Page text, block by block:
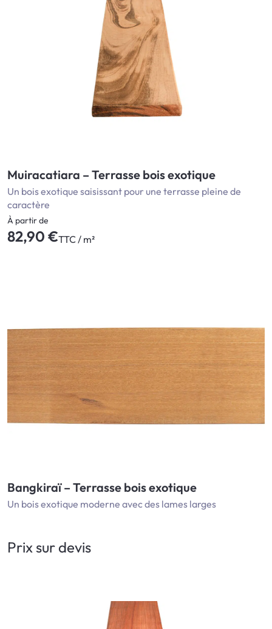
Muiracatiara – Terrasse bois exotique
Un bois exotique saisissant pour une terrasse pleine de
caractère
À partir de
82,90 €TTC / m²
Bangkiraï – Terrasse bois exotique
Un bois exotique moderne avec des lames larges
Prix sur devis